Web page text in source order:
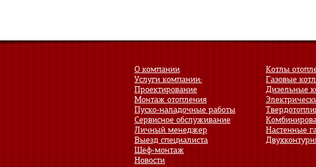
О компании
Услуги компании:
Проектирование
Монтаж отопления
Пуско-наладочные работы
Сервисное обслуживание
Личный менеджер
Выезд специалиста
Шеф-монтаж
Новости
Котлы
Газовые
Дизельные
Настенные